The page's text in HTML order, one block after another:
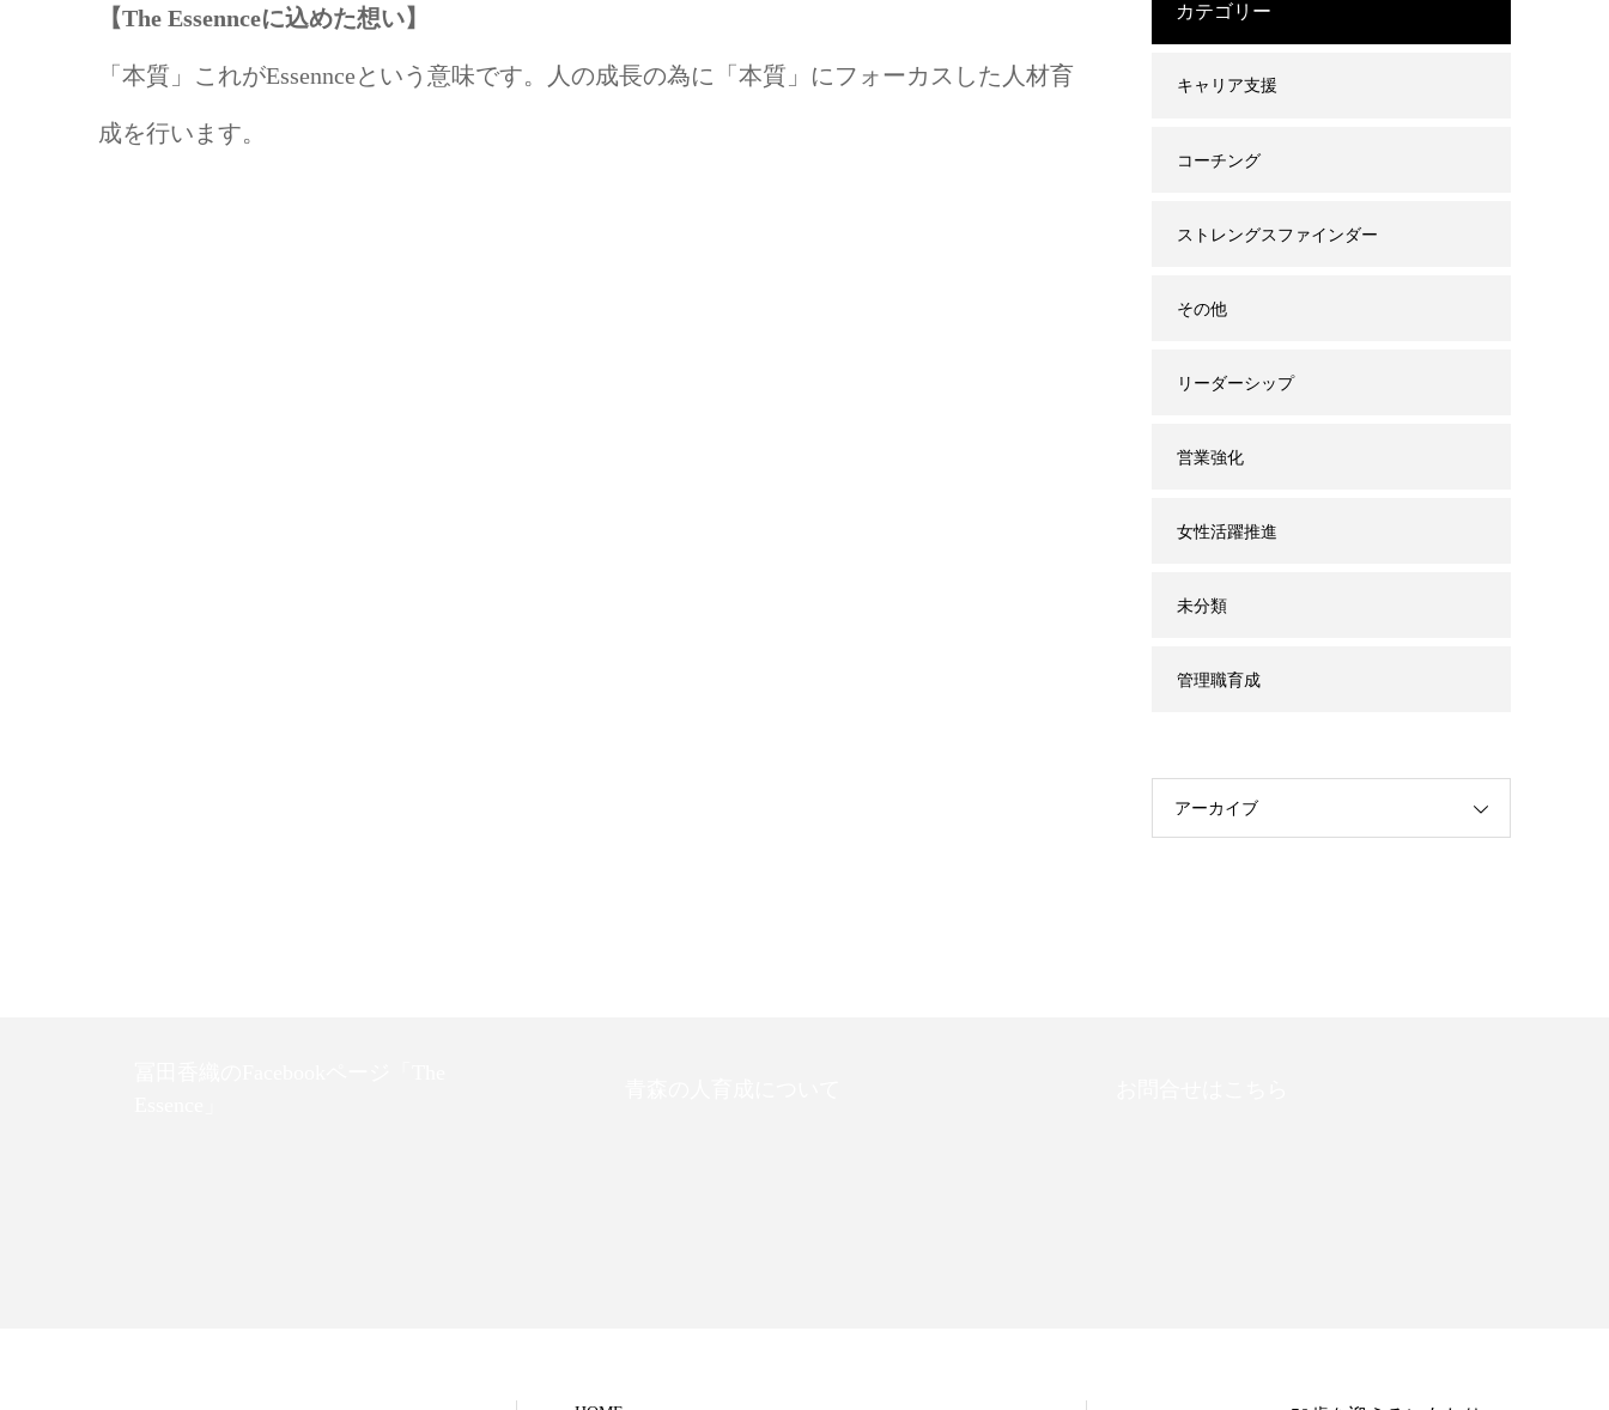
【The Essennceに込めた想い】
「本質」これがEssennceという意味です。人の成長の為に「本質」にフォーカスした人材育
成を行います。
カテゴリー
キャリア支援
コーチング
ストレングスファインダー
その他
リーダーシップ
営業強化
女性活躍推進
未分類
管理職育成
アーカイブ